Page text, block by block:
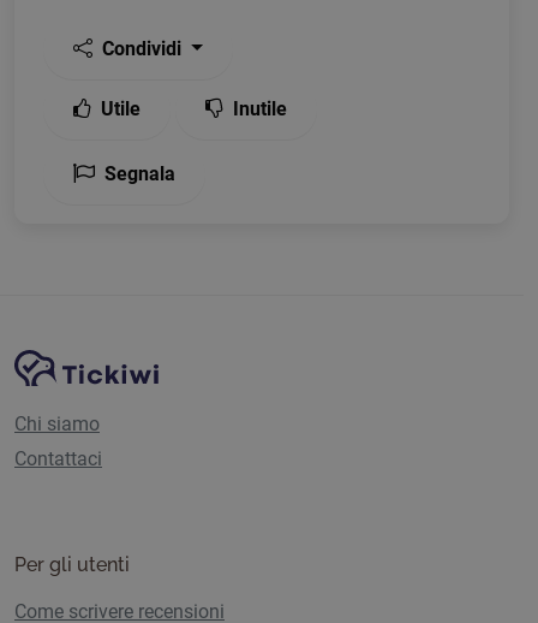
Condividi
Utile Inutile
Segnala
Navigazione del sito
Piattaforma Tickiwi
Chi siamo
Contattaci
Per gli utenti
Come scrivere recensioni